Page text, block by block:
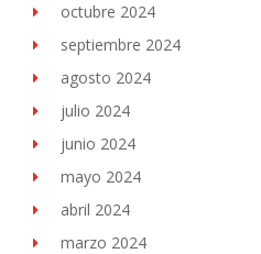
octubre 2024
septiembre 2024
agosto 2024
julio 2024
junio 2024
mayo 2024
abril 2024
marzo 2024